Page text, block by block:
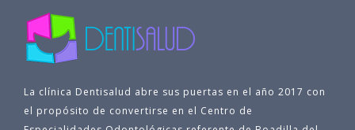
La clínica Dentisalud abre sus puertas en el año 2017 con
el propósito de convertirse en el Centro de